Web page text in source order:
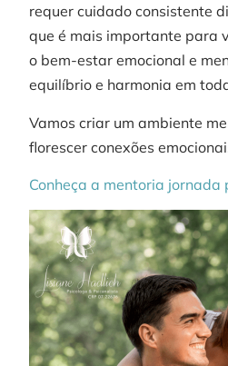
requer cuidado consistente
que é mais importante para
o bem-estar emocional e
equilíbrio e harmonia em
Vamos criar um ambiente
florescer conexões
Conheça a mentoria jornada